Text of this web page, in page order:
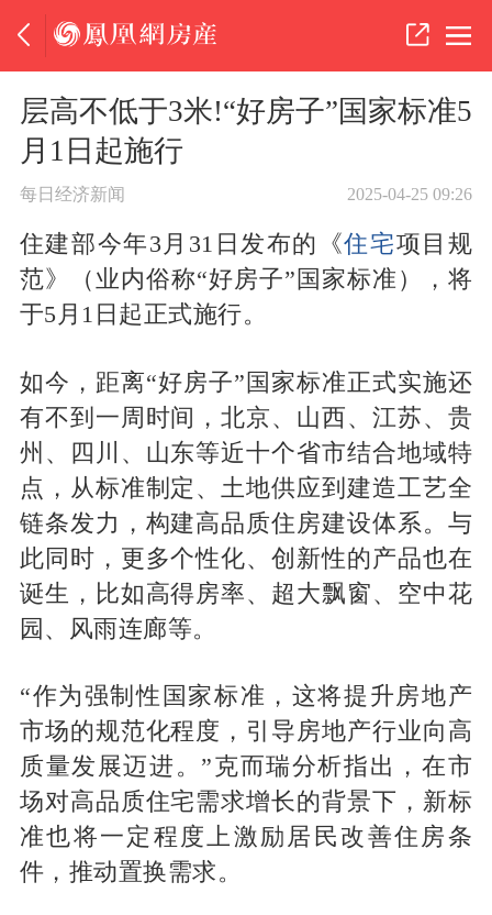
层高不低于3米!“好房子”国家标准5
月1日起施行
每日经济新闻 2025-04-25 09:26
住建部今年3月31日发布的《住宅项目规
范》（业内俗称“好房子”国家标准），将
于5月1日起正式施行。
如今，距离“好房子”国家标准正式实施还
有不到一周时间，北京、山西、江苏、贵
州、四川、山东等近十个省市结合地域特
点，从标准制定、土地供应到建造工艺全
链条发力，构建高品质住房建设体系。与
此同时，更多个性化、创新性的产品也在
诞生，比如高得房率、超大飘窗、空中花
园、风雨连廊等。
“作为强制性国家标准，这将提升房地产
市场的规范化程度，引导房地产行业向高
质量发展迈进。”克而瑞分析指出，在市
场对高品质住宅需求增长的背景下，新标
准也将一定程度上激励居民改善住房条
件，推动置换需求。